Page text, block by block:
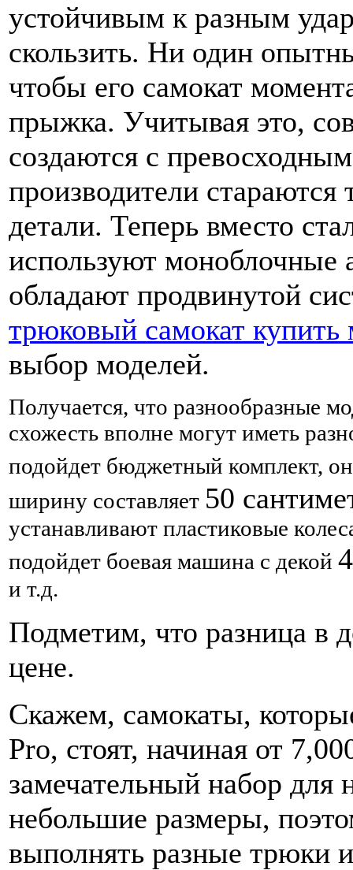
устойчивым к разным
скользить. Ни один
чтобы его самокат
прыжка. Учитывая это,
создаются с
производители стараются
детали. Теперь вместо
используют
обладают продвинутой
трюковый самокат купить
выбор моделей.
Получается, что разнообразные
схожесть вполне могут иметь
подойдет бюджетный комплект,
ширину составляет 50
устанавливают пластиковые
подойдет боевая машина с декой
и т.д.
Подметим, что разница в
цене.
Скажем, самокаты,
Pro, стоят, начиная от
замечательный набор
небольшие размеры,
выполнять разные трюки